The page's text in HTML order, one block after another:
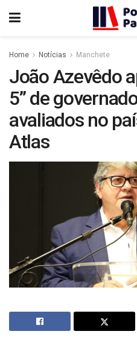
Home Notícias Manchete
João Azevêdo
5” de
avaliados no
Atlas